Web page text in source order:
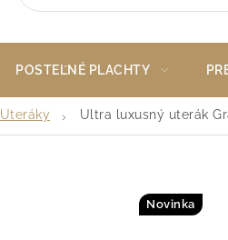
POSTEĽNÉ PLACHTY
Uteráky Ultra luxusný uterák
Novinka